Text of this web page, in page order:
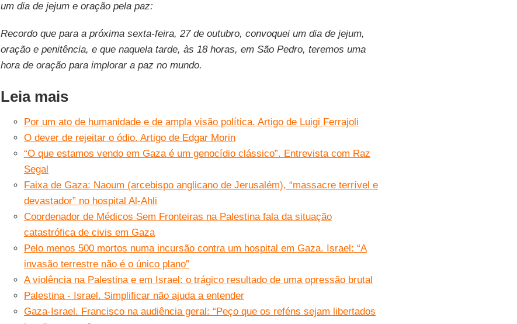
um dia de jejum e oração pela paz:
Recordo que para a próxima sexta-feira, 27 de outubro, convoquei um dia de jejum,
oração e penitência, e que naquela tarde, às 18 horas, em São Pedro, teremos uma
hora de oração para implorar a paz no mundo.
Leia mais
Por um ato de humanidade e de ampla visão política. Artigo de Luigi Ferrajoli
O dever de rejeitar o ódio. Artigo de Edgar Morin
“O que estamos vendo em Gaza é um genocídio clássico”. Entrevista com Raz
Segal
Faixa de Gaza: Naoum (arcebispo anglicano de Jerusalém), “massacre terrível e
devastador” no hospital Al-Ahli
Coordenador de Médicos Sem Fronteiras na Palestina fala da situação
catastrófica de civis em Gaza
Pelo menos 500 mortos numa incursão contra um hospital em Gaza. Israel: “A
invasão terrestre não é o único plano”
A violência na Palestina e em Israel: o trágico resultado de uma opressão brutal
Palestina - Israel. Simplificar não ajuda a entender
Gaza-Israel. Francisco na audiência geral: “Peço que os reféns sejam libertados